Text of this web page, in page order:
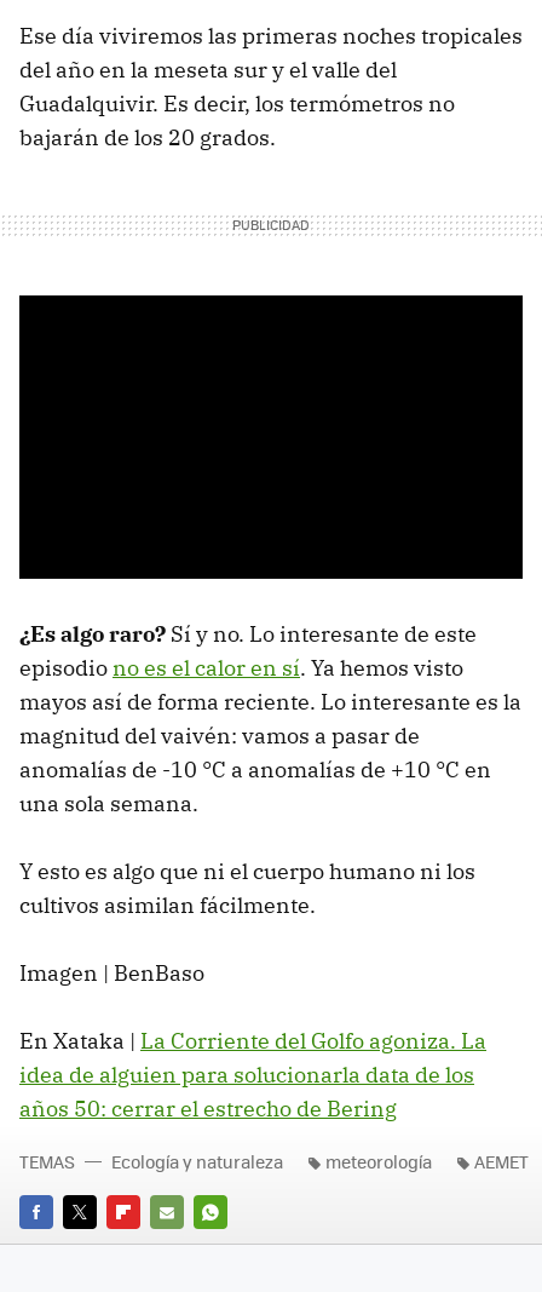
Ese día viviremos las primeras noches tropicales
del año en la meseta sur y el valle del
Guadalquivir. Es decir, los termómetros no
bajarán de los 20 grados.
¿Es algo raro? Sí y no. Lo interesante de este
episodiono es el calor en sí. Ya hemos visto
mayos así de forma reciente. Lo interesante es la
magnitud del vaivén: vamos a pasar de
anomalías de -10 °C a anomalías de +10 °C en
una sola semana.
Y esto es algo que ni el cuerpo humano ni los
cultivos asimilan fácilmente.
Imagen | BenBaso
En Xataka | La Corriente del Golfo agoniza. La
idea de alguien para solucionarla data de los
años 50: cerrar el estrecho de Bering
FACEBOOK
TWITTERFLIPBOARD
E-
WHATSAPP
TEMAS Ecología y naturaleza meteorología AEMET